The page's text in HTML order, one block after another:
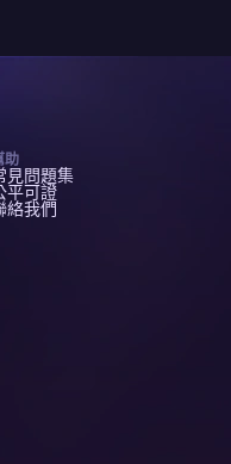
助
見問題集
平可證
絡我們